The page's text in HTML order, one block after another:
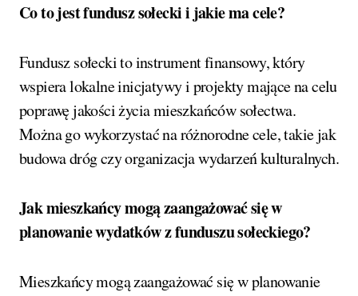
Co to jest fundusz sołecki i jakie ma cele?
Fundusz sołecki to instrument finansowy, który
wspiera lokalne inicjatywy i projekty mające na celu
poprawę jakości życia mieszkańców sołectwa.
Można go wykorzystać na różnorodne cele, takie jak
budowa dróg czy organizacja wydarzeń kulturalnych.
Jak mieszkańcy mogą zaangażować się w
planowanie wydatków z funduszu sołeckiego?
Mieszkańcy mogą zaangażować się w planowanie